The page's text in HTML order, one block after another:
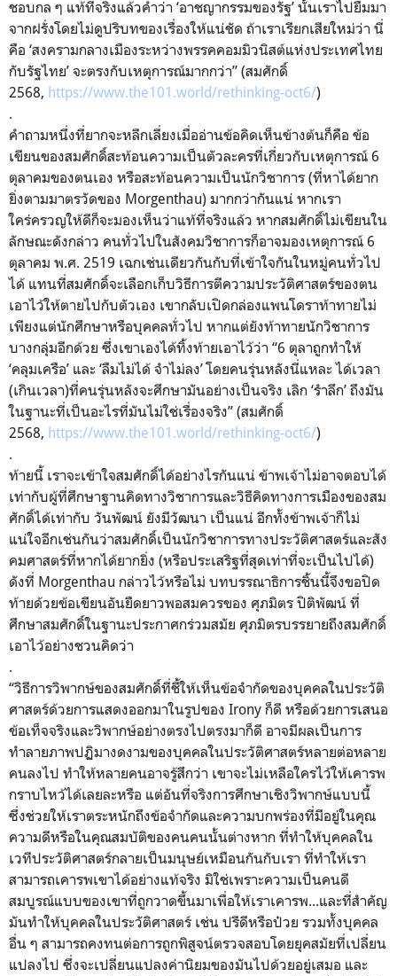
ชอบกล ๆ แท้ที่จริงแล้วคำว่า ‘อาชญากรรมของรัฐ’ นั้นเราไปยืมมา
จากฝรั่งโดยไม่ดูปริบทของเรื่องให้แน่ชัด ถ้าเราเรียกเสียใหม่ว่า นี่
คือ ‘สงครามกลางเมืองระหว่างพรรคคอมมิวนิสต์แห่งประเทศไทย
กับรัฐไทย’ จะตรงกับเหตุการณ์มากกว่า” (สมศักดิ์
2568, https://www.the101.world/rethinking-oct6/)
.
คำถามหนึ่งที่ยากจะหลีกเลี่ยงเมื่ออ่านข้อคิดเห็นข้างต้นก็คือ ข้อ
เขียนของสมศักดิ์สะท้อนความเป็นตัวละครที่เกี่ยวกับเหตุการณ์ 6
ตุลาคมของตนเอง หรือสะท้อนความเป็นนักวิชาการ (ที่หาได้ยาก
ยิ่งตามมาตรวัดของ Morgenthau) มากกว่ากันแน่ หากเรา
ใคร่ครวญให้ดีก็จะมองเห็นว่าแท้ที่จริงแล้ว หากสมศักดิ์ไม่เขียนใน
ลักษณะดังกล่าว คนทั่วไปในสังคมวิชาการก็อาจมองเหตุการณ์ 6
ตุลาคม พ.ศ. 2519 เฉกเช่นเดียวกันกับที่เข้าใจกันในหมู่คนทั่วไป
ได้ แทนที่สมศักดิ์จะเลือกเก็บวิธีการตีความประวัติศาสตร์ของตน
เอาไว้ให้ตายไปกับตัวเอง เขากลับเปิดกล่องแพนโดราท้าทายไม่
เพียงแต่นักศึกษาหรือบุคคลทั่วไป หากแต่ยังท้าทายนักวิชาการ
บางกลุ่มอีกด้วย ซึ่งเขาเองได้ทิ้งท้ายเอาไว้ว่า “6 ตุลาถูกทำให้
‘คลุมเครือ’ และ ‘ลืมไม่ได้ จำไม่ลง’ โดยคนรุ่นหลังนี่แหละ ได้เวลา
(เกินเวลา)ที่คนรุ่นหลังจะศึกษามันอย่างเป็นจริง เลิก ‘รำลึก’ ถึงมัน
ในฐานะที่เป็นอะไรที่มันไม่ใช่เรื่องจริง” (สมศักดิ์
2568, https://www.the101.world/rethinking-oct6/)
.
ท้ายนี้ เราจะเข้าใจสมศักดิ์ได้อย่างไรกันแน่ ข้าพเจ้าไม่อาจตอบได้
เท่ากับผู้ที่ศึกษาฐานคิดทางวิชาการและวิธีคิดทางการเมืองของสม
ศักดิ์ได้เท่ากับ วันพัฒน์ ยังมีวัฒนา เป็นแน่ อีกทั้งข้าพเจ้าก็ไม่
แน่ใจอีกเช่นกันว่าสมศักดิ์เป็นนักวิชาการทางประวัติศาสตร์และสัง
คมศาสตร์ที่หากได้ยากยิ่ง (หรือประเสริฐที่สุดเท่าที่จะเป็นไปได้)
ดังที่ Morgenthau กล่าวไว้หรือไม่ บทบรรณาธิการชิ้นนี้จึงขอปิด
ท้ายด้วยข้อเขียนอันยืดยาวพอสมควรของ ศุภมิตร ปิติพัฒน์ ที่
ศึกษาสมศักดิ์ในฐานะประกาศกร่วมสมัย ศุภมิตรบรรยายถึงสมศักดิ์
เอาไว้อย่างชวนคิดว่า
.
“วิธีการวิพากษ์ของสมศักดิ์ที่ชี้ให้เห็นข้อจำกัดของบุคคลในประวัติ
ศาสตร์ด้วยการแสดงออกมาในรูปของ Irony ก็ดี หรือด้วยการเสนอ
ข้อเท็จจริงและวิพากษ์อย่างตรงไปตรงมาก็ดี อาจมีผลเป็นการ
ทำลายภาพปฏิมางดงามของบุคคลในประวัติศาสตร์หลายต่อหลาย
คนลงไป ทำให้หลายคนอาจรู้สึกว่า เขาจะไม่เหลือใครไว้ให้เคารพ
กราบไหว้ได้เลยละหรือ แต่อันที่จริงการศึกษาเชิงวิพากษ์แบบนี้
ซึ่งช่วยให้เราตระหนักถึงข้อจำกัดและความบกพร่องที่มีอยู่ในคุณ
ความดีหรือในคุณสมบัติของคนคนนั้นต่างหาก ที่ทำให้บุคคลใน
เวทีประวัติศาสตร์กลายเป็นมนุษย์เหมือนกันกับเรา ที่ทำให้เรา
สามารถเคารพเขาได้อย่างแท้จริง มิใช่เพราะความเป็นคนดี
สมบูรณ์แบบของเขาที่ถูกวาดขึ้นมาเพื่อให้เราเคารพ...และที่สำคัญ
มันทำให้บุคคลในประวัติศาสตร์ เช่น ปรีดีหรือป๋วย รวมทั้งบุคคล
อื่น ๆ สามารถคงทนต่อการถูกพิสูจน์ตรวจสอบโดยยุคสมัยที่เปลี่ยน
แปลงไป ซึ่งจะเปลี่ยนแปลงค่านิยมของมันไปด้วยอยู่เสมอ และ